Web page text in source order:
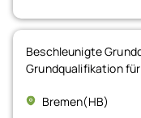
Beschleunigte
Grundqualifikation
Bremen(HB)